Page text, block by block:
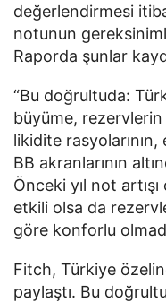
değerlendirmesi
notunun
Raporda şunlar
“Bu doğrultuda:
büyüme,
likidite
BB akranlarının
Önceki yıl not
etkili olsa da
göre konforlu
Fitch, Türkiye
paylaştı. Bu